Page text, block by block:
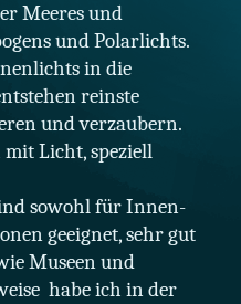
Meeres und
und Polarlichts.
in die
reinste
und verzaubern.
Licht, speziell
sowohl für Innen-
geeignet, sehr gut
Museen und
habe ich in der